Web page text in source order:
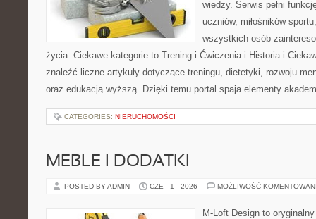
wiedzy. Serwis pełni
uczniów, miłośników
wszystkich osób
życia. Ciekawe kategorie to Trening i Ćwiczenia i Historia i
znaleźć liczne artykuły dotyczące treningu, dietetyki, rozwoju
oraz edukacją wyższą. Dzięki temu portal spaja elementy
CATEGORIES: NIERUCHOMOŚCI
MEBLE I DODATKI
POSTED BY ADMIN CZE - 1 - 2026 MOŻLIWOŚĆ
M-Loft Design to